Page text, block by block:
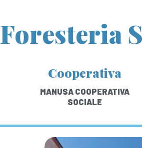
Foresteria
Cooperativa
MANUSA COOPERATIVA
SOCIALE